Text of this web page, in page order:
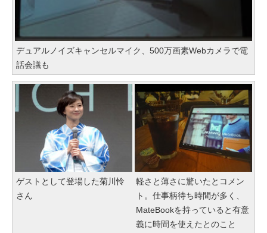
デュアルノイズキャンセルマイク、500万画素Webカメラで電
話会議も
ゲストとして登場した菊川怜
さん
軽さと薄さに驚いたとコメン
ト。仕事柄待ち時間が多く、
MateBookを持っていると有意
義に時間を使えたとのこと